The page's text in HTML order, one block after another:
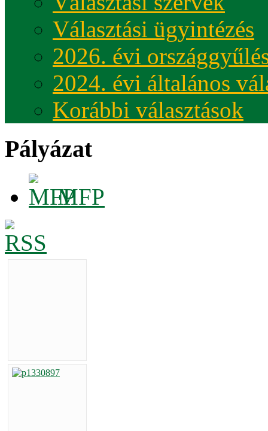
Választási ügyintézés
2026. évi
2024. évi általános
Korábbi választások
Pályázat
MFP